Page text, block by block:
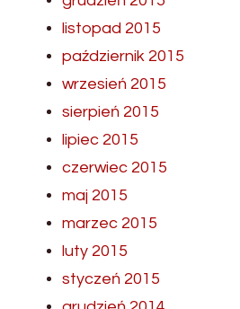
listopad 2015
październik 2015
wrzesień 2015
sierpień 2015
lipiec 2015
czerwiec 2015
maj 2015
marzec 2015
luty 2015
styczeń 2015